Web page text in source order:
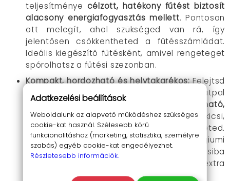
teljesítménye célzott, hatékony fűtést biztosít
alacsony energiafogyasztás mellett. Pontosan
ott melegít, ahol szükséged van rá, így
jelentősen csökkentheted a fűtésszámládat.
Ideális kiegészítő fűtésként, amivel rengeteget
spórolhatsz a fűtési szezonban.
Kompakt, hordozható és helytakarékos:Felejtsd
el a nagy, nehézkes fűtőtesteket! A Heatpal
közvetlenül a konnektorba csatlakoztatható,
nincsenek útban lévő kábelek, és olyan kicsi,
hogy akár a táskádban is magaddal viheted.
Tökéletes választás irodába, kollégiumi
szobába, műhelybe, garázsba, lakókocsiba
vagy bármilyen kisebb helyiségbe, ahol extra
melegre van szükség.
Adatkezelési beállítások
Weboldalunk az alapvető működéshez szükséges
cookie-kat használ. Szélesebb körű
funkcionalitáshoz (marketing, statisztika, személyre
szabás) egyéb cookie-kat engedélyezhet.
Részletesebb információk.